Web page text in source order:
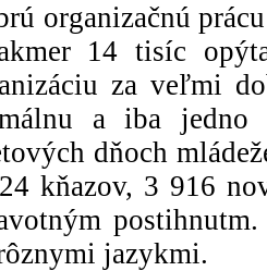
organizačnú
14 tisíc
za veľmi
a iba jedno
dňoch
kňazov, 3 916
jazykmi.